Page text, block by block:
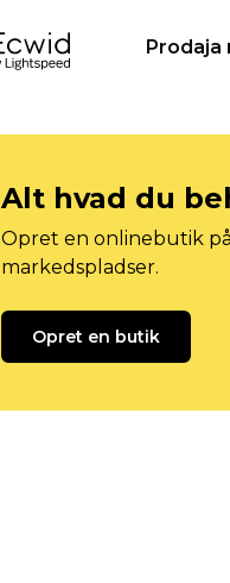
Prodaja
Alt hvad du
Opret en onlinebutik
markedspladser.
Opret en butik